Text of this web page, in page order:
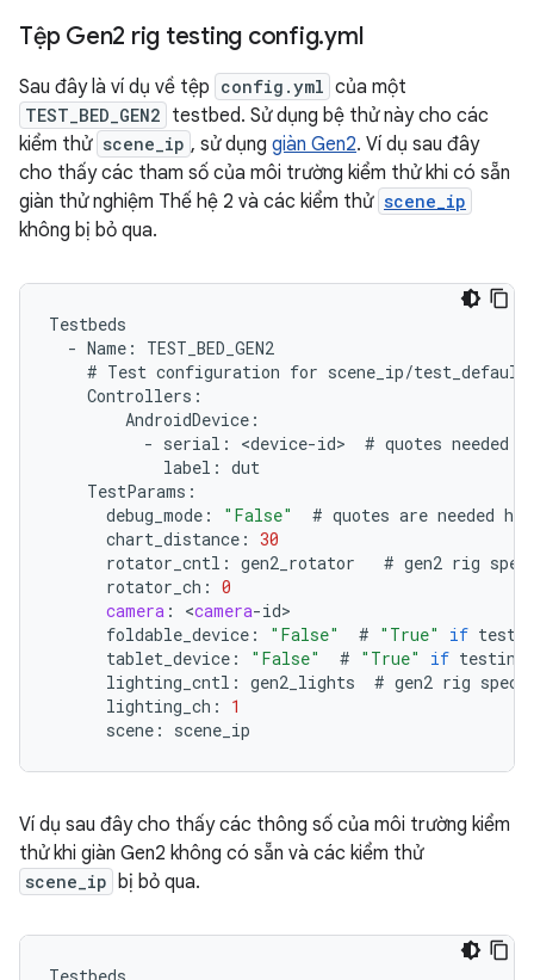
Tệp Gen2 rig testing config.yml
Sau đây là ví dụ về tệp config.yml của một
TEST_BED_GEN2 testbed. Sử dụng bệ thử này cho các
kiểm thử scene_ip , sử dụng giàn Gen2. Ví dụ sau đây
cho thấy các tham số của môi trường kiểm thử khi có sẵn
giàn thử nghiệm Thế hệ 2 và các kiểm thử scene_ip
không bị bỏ qua.
Testbeds
- Name :
TEST_BED_GEN2
# Test configuration for scene_ip/
Controllers :
AndroidDevice :
- serial : <device-id> # quotes needed
label : dut
TestParams :
debug_mode : "False" # quotes are needed
chart_distance : 30
rotator_cntl : gen2_rotator # gen2 rig
rotator_ch : 0
camera : <camera-id
foldable_device : "False" # "True" if
tablet_device : "False" # "True" if testing
lighting_cntl : gen2_lights # gen2 rig
lighting_ch :
1
scene : scene_ip
Ví dụ sau đây cho thấy các thông số của môi trường kiểm
thử khi giàn Gen2 không có sẵn và các kiểm thử
scene_ip bị bỏ qua.